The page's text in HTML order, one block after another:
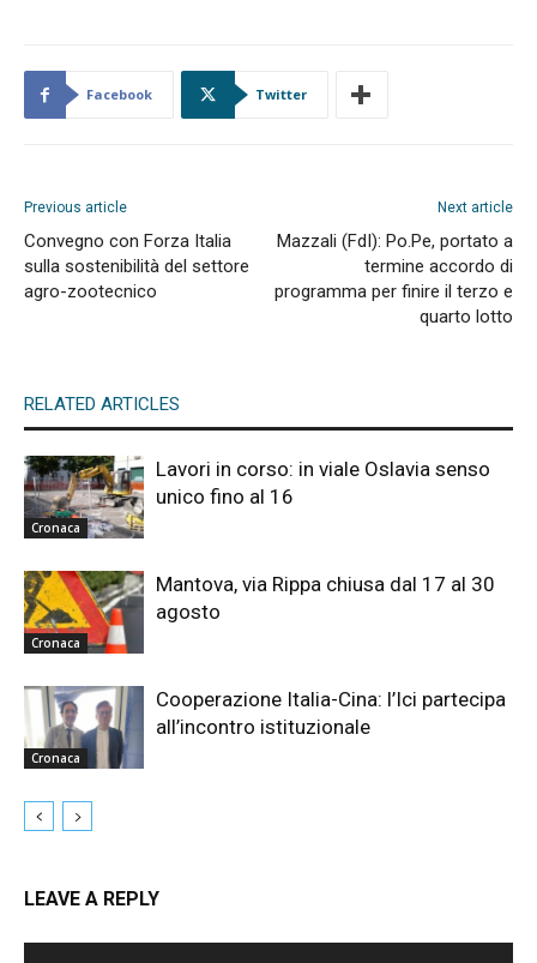
Facebook Twitter
Previous article
Convegno con Forza Italia
sulla sostenibilità del settore
agro-zootecnico
Next article
Mazzali (FdI): Po.Pe, portato a
termine accordo di
programma per finire il terzo e
quarto lotto
RELATED ARTICLES
Cronaca
Lavori in corso: in viale Oslavia senso
unico fino al 16
Cronaca
Mantova, via Rippa chiusa dal 17 al 30
agosto
Cronaca
Cooperazione Italia-Cina: l’Ici partecipa
all’incontro istituzionale
LEAVE A REPLY